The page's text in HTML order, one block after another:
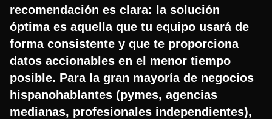
recomendación es clara: la solución
óptima es aquella que tu equipo usará de
forma consistente y que te proporciona
datos accionables en el menor tiempo
posible. Para la gran mayoría de negocios
hispanohablantes (pymes, agencias
medianas, profesionales independientes),